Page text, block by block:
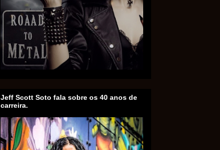
Jeff Scott Soto fala sobre os 40 anos de
carreira.